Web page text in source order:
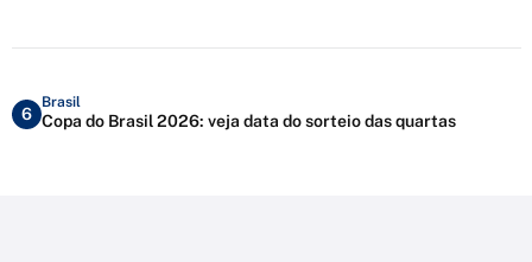
6
Brasil
Copa do Brasil 2026: veja data do sorteio das quartas